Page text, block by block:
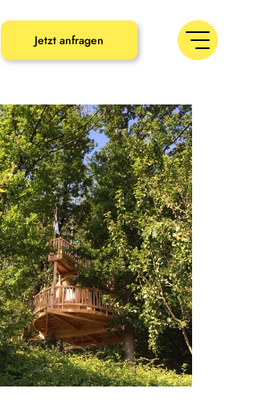
Jetzt anfragen